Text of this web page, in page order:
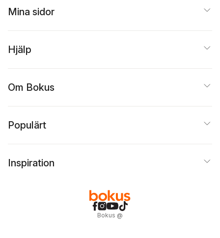
Mina sidor
Hjälp
Om Bokus
Populärt
Inspiration
Bokus @